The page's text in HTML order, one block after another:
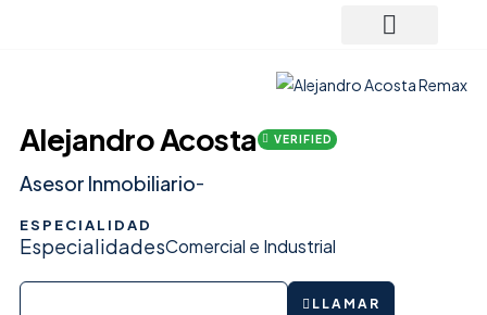
Alejandro Acosta VERIFIED
Asesor Inmobiliario-
ESPECIALIDAD
EspecialidadesComercial e Industrial
LLAMAR